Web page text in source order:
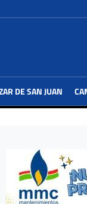
DE SAN JUAN